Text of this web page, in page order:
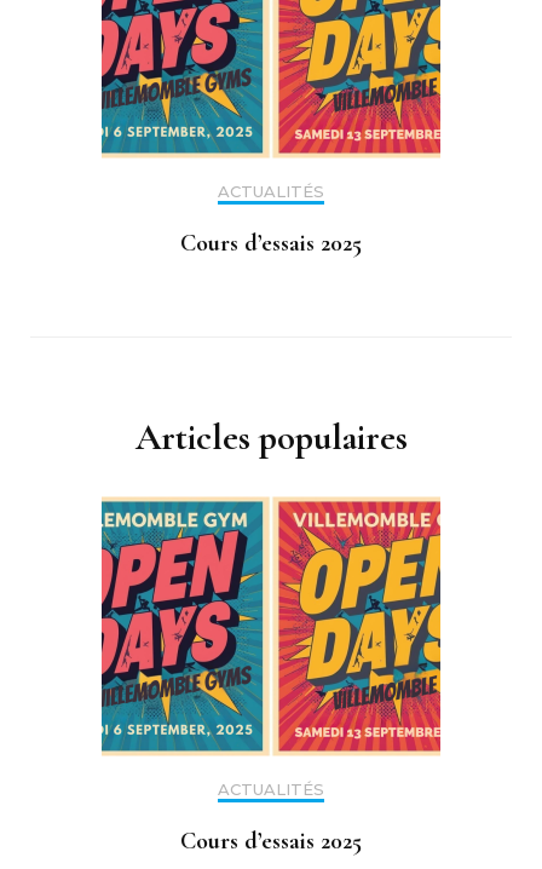
ACTUALITÉS
Cours d’essais 2025
Articles populaires
ACTUALITÉS
Cours d’essais 2025